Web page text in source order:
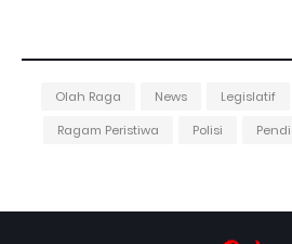
Legislatif
News
Olah Raga
Polisi
Ragam Peristiwa